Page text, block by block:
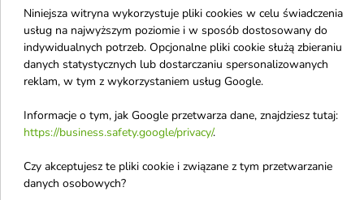
Sway Repair Lab
ochronne Serum na
końcówki 100 ml
zniszczonych i rozdwajających
się końcówek włosów.
31,73 zł
Sway Whisper
nawilżająca Mgiełka do
włosów 100 ml
odpowiedni poziom nawilżenia,
wygładza ich strukturę i ułatwia
35,37 zł
Nowość
Niniejsza witryna wykorzystuje pliki cookies w celu świadczenia
usług na najwyższym poziomie i w sposób dostosowany do
indywidualnych potrzeb. Opcjonalne pliki cookie służą zbieraniu
danych statystycznych lub dostarczaniu spersonalizowanych
reklam, w tym z wykorzystaniem usług Google.
Informacje o tym, jak Google przetwarza dane, znajdziesz tutaj:
https://business.safety.google/privacy/.
Czy akceptujesz te pliki cookie i związane z tym przetwarzanie
danych osobowych?